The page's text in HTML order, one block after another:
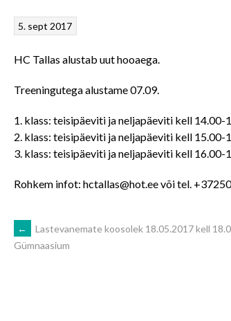
5. sept 2017
HC Tallas alustab uut hooaega.
Treeningutega alustame 07.09.
1. klass: teisipäeviti ja neljapäeviti kell 14.00-
2. klass: teisipäeviti ja neljapäeviti kell
3. klass: teisipäeviti ja neljapäeviti kell
Rohkem infot: hctallas@hot.ee või tel.
POST
←
Lastevanemate koosolek 18.05.2017 kell
Gümnaasium